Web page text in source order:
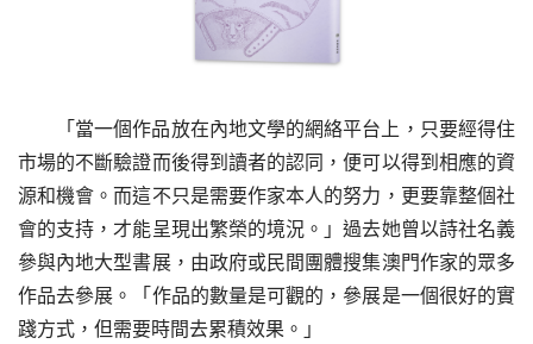
「當一個作品放在內地文學的網絡平台上，只要經得住
市場的不斷驗證而後得到讀者的認同，便可以得到相應的資
源和機會。而這不只是需要作家本人的努力，更要靠整個社
會的支持，才能呈現出繁榮的境況。」過去她曾以詩社名義
參與內地大型書展，由政府或民間團體搜集澳門作家的眾多
作品去參展。「作品的數量是可觀的，參展是一個很好的實
踐方式，但需要時間去累積效果。」